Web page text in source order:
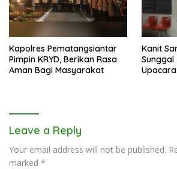
Kapolres Pematangsiantar
Pimpin KRYD, Berikan Rasa
Aman Bagi Masyarakat
Kanit
Sunggal
Leave a Reply
Your email address will not be published.
marked *